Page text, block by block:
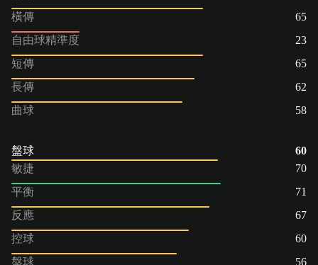
橫傳
65
自由球精準度
23
短傳
65
長傳
62
曲球
58
盤球
60
敏捷
70
平衡
71
反應
67
控球
60
盤球
56